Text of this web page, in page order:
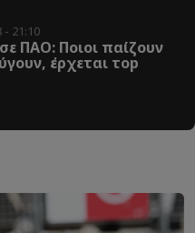
- 21:10
ΠΑΟ: Ποιοι παίζουν
έρχεται τοp